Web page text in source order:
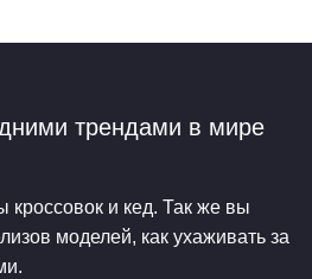
трендами в мире
кроссовок и кед. Так же вы
моделей, как ухаживать за